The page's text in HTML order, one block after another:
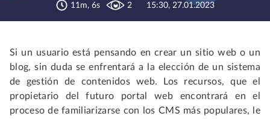
11m, 6s 2 15:30, 27.01.2023
Si un usuario está pensando en crear un sitio web o un
blog, sin duda se enfrentará a la elección de un sistema
de gestión de contenidos web. Los recursos, que el
propietario del futuro portal web encontrará en el
proceso de familiarizarse con los CMS más populares, le